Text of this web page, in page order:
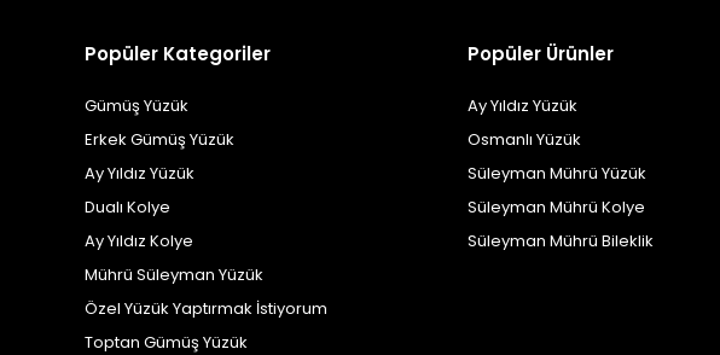
Popüler Kategoriler
Gümüş Yüzük
Erkek Gümüş Yüzük
Ay Yıldız Yüzük
Dualı Kolye
Ay Yıldız Kolye
Mührü Süleyman Yüzük
Özel Yüzük Yaptırmak İstiyorum
Toptan Gümüş Yüzük
Popüler Ürünler
Ay Yıldız Yüzük
Osmanlı Yüzük
Süleyman Mührü Yüzük
Süleyman Mührü Kolye
Süleyman Mührü Bileklik